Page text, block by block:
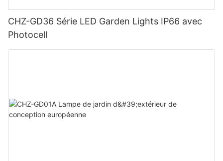
CHZ-GD36 Série LED Garden Lights IP66 avec
Photocell